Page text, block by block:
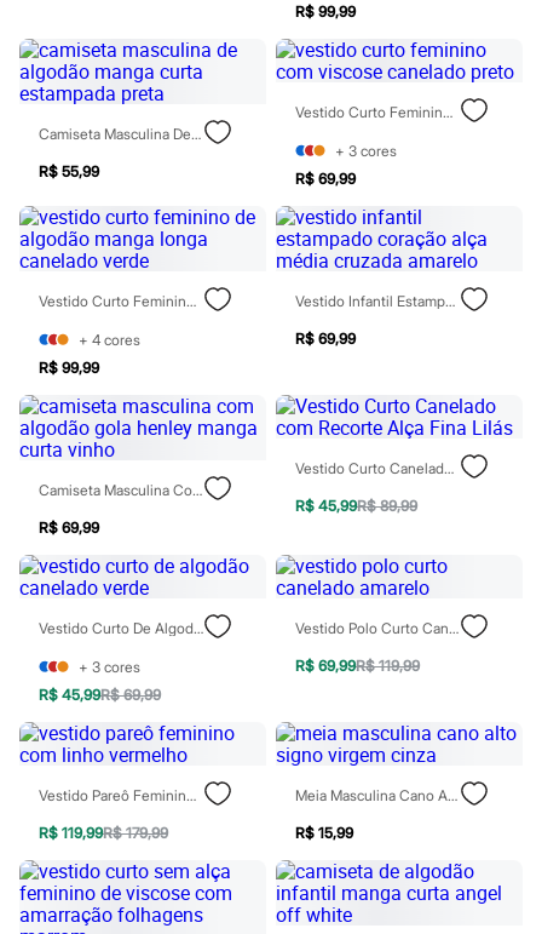
Boca Rosa
Bruna Tavares
Carolina Herrera
Ciclo
Fran by Franciny Ehlke
Lancôme
Mascavo
Niina Secrets
Océane
Rabanne
Real Techniques
Vizzela
Vult
Perfumes
Perfumes femininos
Perfumes infantis
Perfumes masculinos
Todos os produtos
Mindse7
Novidades
Calças
Casacos e Jaquetas
Saias
Shorts e Bermudas
T-shirt
Vestidos
Acessórios
Alfaiataria
Calçados
Guarda-roupa
Moda esportiva
Plus size
Calçados
Novidades
Feminino
R$ 99,99
Camiseta Masculina De Algodão Manga Curta Estampada Preta
R$ 55,99
Vestido Curto Feminino Com Viscose Canelado Preto
+ 3 cores
R$ 69,99
Vestido Curto Feminino De Algodão Manga Longa Canelado Verde
+ 4 cores
R$ 99,99
Vestido Infantil Estampado Coração Alça Média Cruzada Amarelo
R$ 69,99
Camiseta Masculina Com Algodão Gola Henley Manga Curta Vinho
R$ 69,99
Vestido Curto Canelado Com Recorte Alça Fina Lilás
R$ 45,99R$ 89,99
Vestido Curto De Algodão Canelado Verde
+ 3 cores
R$ 45,99R$ 69,99
Vestido Polo Curto Canelado Amarelo
R$ 69,99R$ 119,99
Vestido Pareô Feminino Com Linho Vermelho
R$ 119,99R$ 179,99
Meia Masculina Cano Alto Signo Virgem Cinza
R$ 15,99